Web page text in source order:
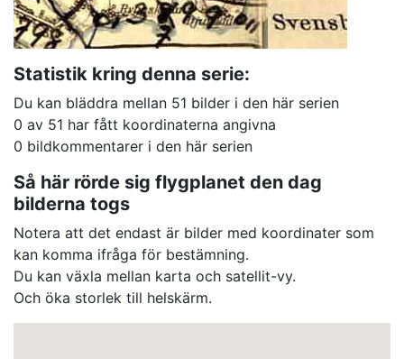
Statistik kring denna serie:
Du kan bläddra mellan 51 bilder i den här serien
0 av 51 har fått koordinaterna angivna
0 bildkommentarer i den här serien
Så här rörde sig flygplanet den dag
bilderna togs
Notera att det endast är bilder med koordinater som
kan komma ifråga för bestämning.
Du kan växla mellan karta och satellit-vy.
Och öka storlek till helskärm.